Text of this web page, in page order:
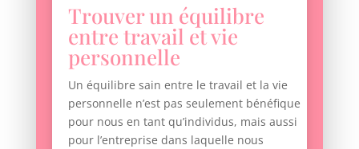
Trouver un équilibre
entre travail et vie
personnelle
Un équilibre sain entre le travail et la vie
personnelle n’est pas seulement bénéfique
pour nous en tant qu’individus, mais aussi
pour l’entreprise dans laquelle nous